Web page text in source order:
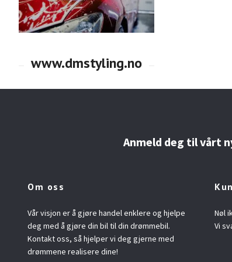
Anmeld deg til vårt
Om oss
Vår visjon er å gjøre handel enklere og hjelpe
deg med å gjøre din bil til din drømmebil.
Kontakt oss, så hjelper vi deg gjerne med
drømmene realisere dine!
Nøl
Vi